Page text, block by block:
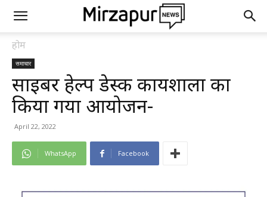
होम
समाचार
साइबर हेल्प डेस्क कार्यशाला का
किया गया आयोजन-
April 22, 2022
WhatsApp Facebook